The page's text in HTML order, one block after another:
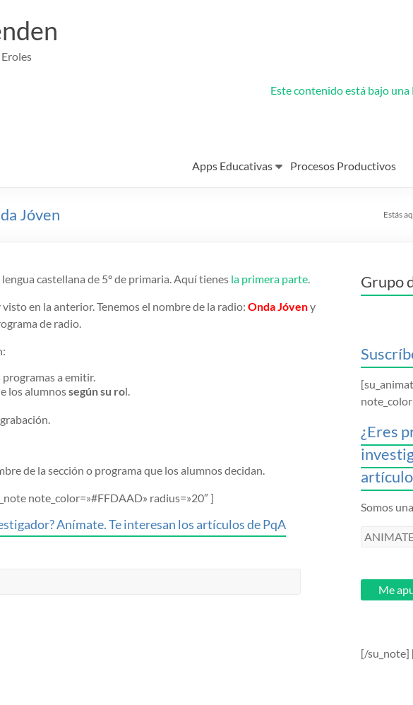
Este contenido está bajo una
Apps Educativas Procesos Productivos
Jóven Estás
castellana de 5º de primaria. Aquí tienes la primera parte.
en la anterior. Tenemos el nombre de la radio: Onda Jóveny
de radio.
a emitir.
los alumnossegún su rol.
de la sección o programa que los alumnos decidan.
note_color=»#FFDAAD» radius=»20″ ]
Anímate. Te interesan los artículos de PqA
Grupo
¿Eres
Somos
ANIMATE!
email.
Me
[/su_note]